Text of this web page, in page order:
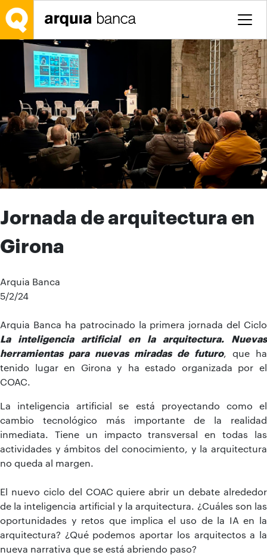
Saltar al contenido principal
Jornada de arquitectura en
Girona
Arquia Banca
5/2/24
Arquia Banca ha patrocinado la primera jornada del Ciclo
La inteligencia artificial en la arquitectura. Nuevas
herramientas para nuevas miradas de futuro, que ha
tenido lugar en Girona y ha estado organizada por el
COAC.
La inteligencia artificial se está proyectando como el
cambio tecnológico más importante de la realidad
inmediata. Tiene un impacto transversal en todas las
actividades y ámbitos del conocimiento, y la arquitectura
no queda al margen.
El nuevo ciclo del COAC quiere abrir un debate alrededor
de la inteligencia artificial y la arquitectura. ¿Cuáles son las
oportunidades y retos que implica el uso de la IA en la
arquitectura? ¿Qué podemos aportar los arquitectos a la
nueva narrativa que se está abriendo paso?